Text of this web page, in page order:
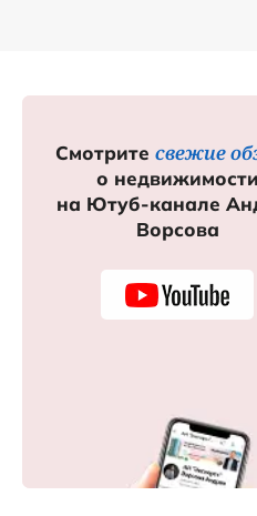
Смотрите свежие
о недвижимости
на Ютуб-канале
Ворсова